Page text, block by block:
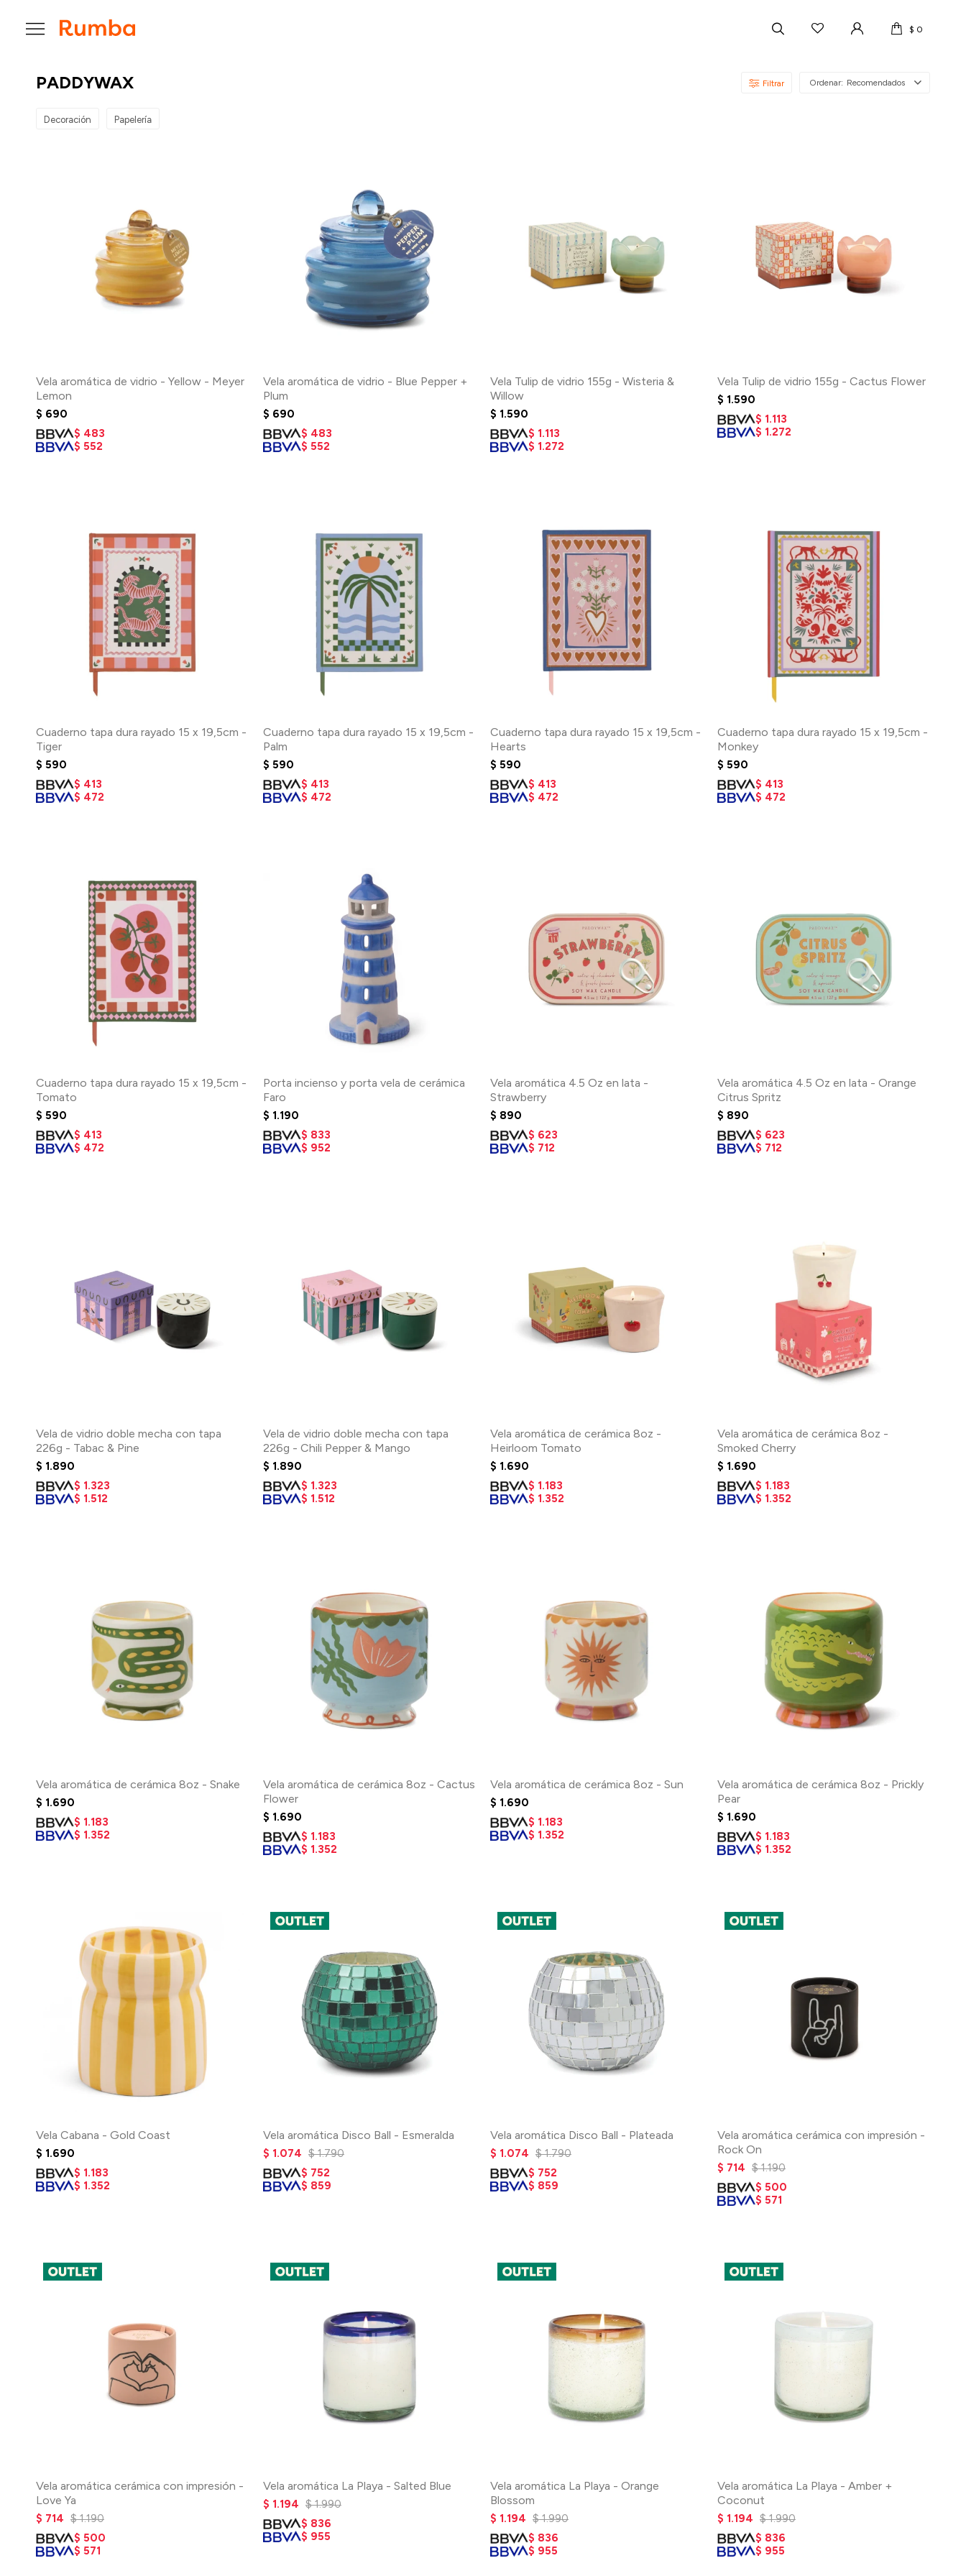
$ 0

PADDYWAX Recomendados
Decoración Papelería
Vela aromática de vidrio - Yellow - Meyer
Lemon
$ 690
$ 483
$ 552
Vela aromática de vidrio - Blue Pepper +
Plum
$ 690
$ 483
$ 552
Vela Tulip de vidrio 155g - Wisteria &
Willow
$ 1.590
$ 1.113
$ 1.272
Vela Tulip de vidrio 155g - Cactus Flower
$ 1.590
$ 1.113
$ 1.272
Cuaderno tapa dura rayado 15 x 19,5cm -
Tiger
$ 590
$ 413
$ 472
Cuaderno tapa dura rayado 15 x 19,5cm -
Palm
$ 590
$ 413
$ 472
Cuaderno tapa dura rayado 15 x 19,5cm -
Hearts
$ 590
$ 413
$ 472
Cuaderno tapa dura rayado 15 x 19,5cm -
Monkey
$ 590
$ 413
$ 472
Cuaderno tapa dura rayado 15 x 19,5cm -
Tomato
$ 590
$ 413
$ 472
Porta incienso y porta vela de cerámica
Faro
$ 1.190
$ 833
$ 952
Vela aromática 4.5 Oz en lata -
Strawberry
$ 890
$ 623
$ 712
Vela aromática 4.5 Oz en lata - Orange
Citrus Spritz
$ 890
$ 623
$ 712
Vela de vidrio doble mecha con tapa
226g - Tabac & Pine
$ 1.890
$ 1.323
$ 1.512
Vela de vidrio doble mecha con tapa
226g - Chili Pepper & Mango
$ 1.890
$ 1.323
$ 1.512
Vela aromática de cerámica 8oz -
Heirloom Tomato
$ 1.690
$ 1.183
$ 1.352
Vela aromática de cerámica 8oz -
Smoked Cherry
$ 1.690
$ 1.183
$ 1.352
Vela aromática de cerámica 8oz - Snake
$ 1.690
$ 1.183
$ 1.352
Vela aromática de cerámica 8oz - Cactus
Flower
$ 1.690
$ 1.183
$ 1.352
Vela aromática de cerámica 8oz - Sun
$ 1.690
$ 1.183
$ 1.352
Vela aromática de cerámica 8oz - Prickly
Pear
$ 1.690
$ 1.183
$ 1.352
Vela Cabana - Gold Coast
$ 1.690
$ 1.183
$ 1.352
Vela aromática Disco Ball - Esmeralda
$ 1.074 $ 1.790
$ 752
$ 859
Vela aromática Disco Ball - Plateada
$ 1.074 $ 1.790
$ 752
$ 859
Vela aromática cerámica con impresión -
Rock On
$ 714 $ 1.190
$ 500
$ 571
Vela aromática cerámica con impresión -
Love Ya
$ 714 $ 1.190
$ 500
$ 571
Vela aromática La Playa - Salted Blue
$ 1.194 $ 1.990
$ 836
$ 955
Vela aromática La Playa - Orange
Blossom
$ 1.194 $ 1.990
$ 836
$ 955
Vela aromática La Playa - Amber +
Coconut
$ 1.194 $ 1.990
$ 836
$ 955